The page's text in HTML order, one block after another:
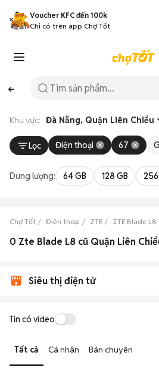
Voucher KFC đến 100k
Chỉ có trên app Chợ Tốt
Khu vực: Đà Nẵng, Quận Liên Chiểu
Lọc Điện thoại 67
Dung lượng: 64 GB 128 GB 256
Chợ Tốt Điện thoại ZTE ZTE Blade L8
0 Zte Blade L8 cũ Quận Liên
Siêu thị điện tử
Tin có video
Tất cả Cá nhân Bán chuyên